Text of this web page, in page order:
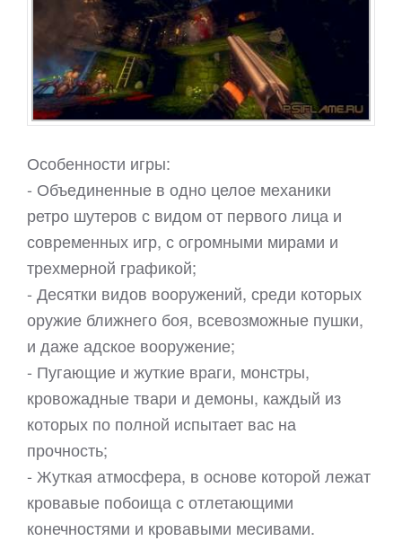
Особенности игры:
- Объединенные в одно целое механики
ретро шутеров с видом от первого лица и
современных игр, с огромными мирами и
трехмерной графикой;
- Десятки видов вооружений, среди которых
оружие ближнего боя, всевозможные пушки,
и даже адское вооружение;
- Пугающие и жуткие враги, монстры,
кровожадные твари и демоны, каждый из
которых по полной испытает вас на
прочность;
- Жуткая атмосфера, в основе которой лежат
кровавые побоища с отлетающими
конечностями и кровавыми месивами.